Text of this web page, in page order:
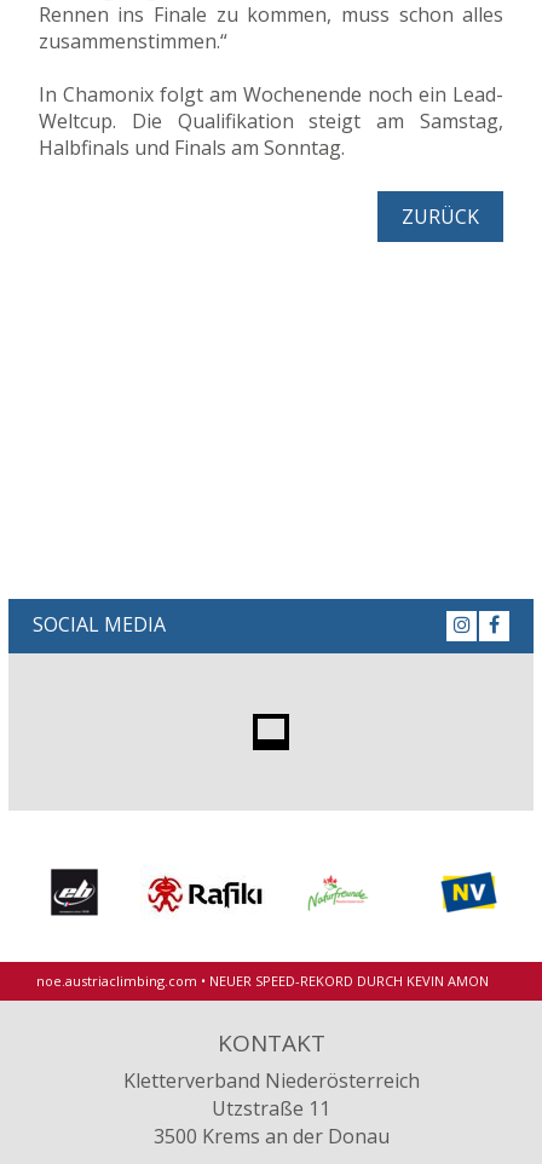
Rennen ins Finale zu kommen, muss schon alles
zusammenstimmen.“
In Chamonix folgt am Wochenende noch ein Lead-
Weltcup. Die Qualifikation steigt am Samstag,
Halbfinals und Finals am Sonntag.
ZURÜCK
SOCIAL MEDIA
noe.austriaclimbing.com • NEUER SPEED-REKORD DURCH KEVIN AMON
KONTAKT
Kletterverband Niederösterreich
Utzstraße 11
3500 Krems an der Donau